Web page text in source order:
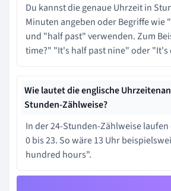
Du kannst die genaue Uhrzeit in
Minuten angeben oder Begriffe wie
und "half past" verwenden. Zum
time?" "It's half past nine" oder
Wie lautet die englische
Stunden-Zählweise?
In der 24-Stunden-Zählweise
0 bis 23. So wäre 13 Uhr
hundred hours".